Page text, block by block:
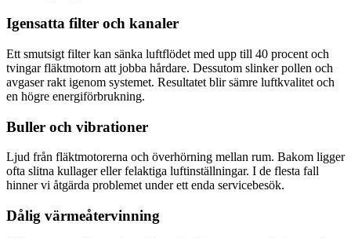
Igensatta filter och kanaler
Ett smutsigt filter kan sänka luftflödet med upp till 40 procent och
tvingar fläktmotorn att jobba hårdare. Dessutom slinker pollen och
avgaser rakt igenom systemet. Resultatet blir sämre luftkvalitet och
en högre energiförbrukning.
Buller och vibrationer
Ljud från fläktmotorerna och överhörning mellan rum. Bakom ligger
ofta slitna kullager eller felaktiga luftinställningar. I de flesta fall
hinner vi åtgärda problemet under ett enda servicebesök.
Dålig värmeåtervinning